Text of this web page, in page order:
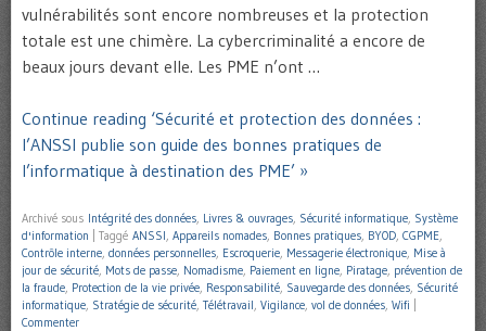
vulnérabilités sont encore nombreuses et la protection
totale est une chimère. La cybercriminalité a encore de
beaux jours devant elle. Les PME n’ont …
Continue reading ‘Sécurité et protection des données :
l’ANSSI publie son guide des bonnes pratiques de
l’informatique à destination des PME’ »
Archivé sous Intégrité des données, Livres & ouvrages, Sécurité informatique, Système
d'information
Taggé ANSSI, Appareils nomades, Bonnes pratiques, BYOD, CGPME,
Contrôle interne, données personnelles, Escroquerie, Messagerie électronique, Mise à
jour de sécurité, Mots de passe, Nomadisme, Paiement en ligne, Piratage, prévention de
la fraude, Protection de la vie privée, Responsabilité, Sauvegarde des données, Sécurité
informatique, Stratégie de sécurité, Télétravail, Vigilance, vol de données, Wifi
Commenter